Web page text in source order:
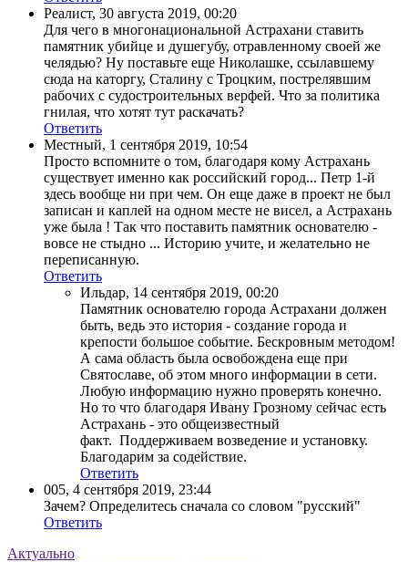
Реалист, 30 августа 2019, 00:20
Для чего в многонациональной Астрахани ставить
памятник убийце и душегубу, отравленному своей же
челядью? Ну поставьте еще Николашке, ссылавшему
сюда на каторгу, Сталину с Троцким, пострелявшим
рабочих с судостроительных верфей. Что за политика
гнилая, что хотят тут раскачать?
Ответить
Местный, 1 сентября 2019, 10:54
Просто вспомните о том, благодаря кому Астрахань
существует именно как российский город... Петр 1-й
здесь вообще ни при чем. Он еще даже в проект не был
записан и каплей на одном месте не висел, а Астрахань
уже была ! Так что поставить памятник основателю -
вовсе не стыдно ... Историю учите, и желательно не
переписанную.
Ответить
Ильдар, 14 сентября 2019, 00:20
Памятник основателю города Астрахани должен
быть, ведь это история - создание города и
крепости большое событие. Бескровным методом!
А сама область была освобождена еще при
Святославе, об этом много информации в сети.
Любую информацию нужно проверять конечно.
Но то что благодаря Ивану Грозному сейчас есть
Астрахань - это общеизвестный
факт. Поддерживаем возведение и установку.
Благодарим за содействие.
Ответить
005, 4 сентября 2019, 23:44
Зачем? Определитесь сначала со словом "русский"
Ответить
Актуально